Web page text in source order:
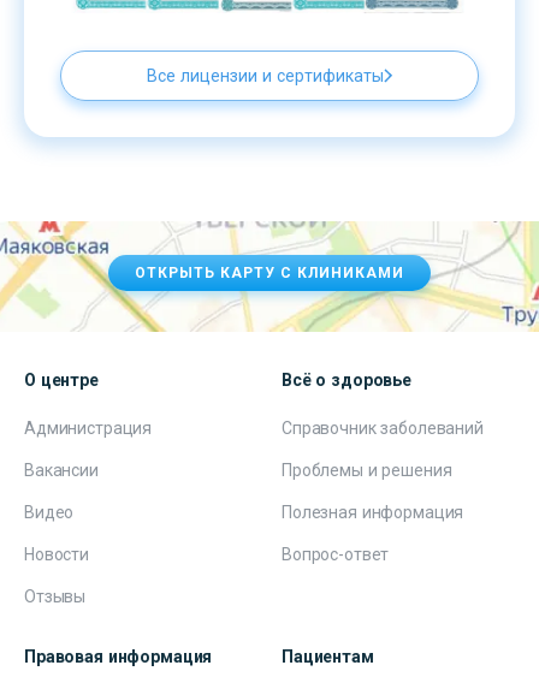
Все лицензии и сертификаты
ОТКРЫТЬ КАРТУ С КЛИНИКАМИ
О центре
Администрация
Вакансии
Видео
Новости
Отзывы
Всё о здоровье
Справочник заболеваний
Проблемы и решения
Полезная информация
Вопрос-ответ
Правовая информация Пациентам